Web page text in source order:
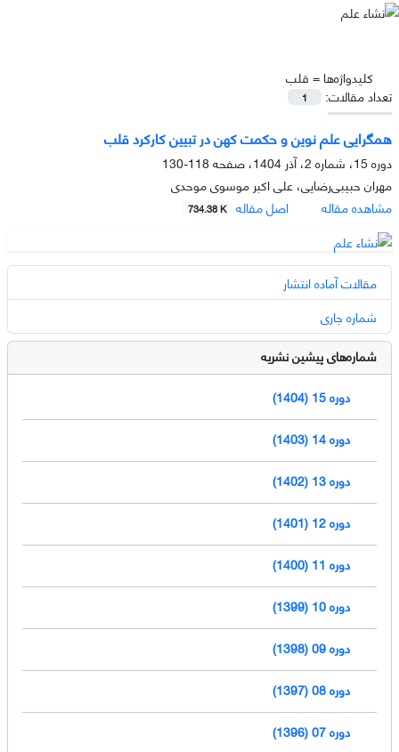
کلیدواژه‌ها = قلب
تعداد مقالات:
1
همگرایی علم نوین و حکمت کهن در تبیین کارکرد قلب
دوره 15، شماره 2، آذر 1404، صفحه
118-130
مهران حبیبی‌رضایی، علی اکبر موسوی موحدی
مشاهده مقاله
اصل مقاله 734.38 K
مقالات آماده انتشار
شماره جاری
شماره‌های پیشین نشریه
دوره 15 (1404)
دوره 14 (1403)
دوره 13 (1402)
دوره 12 (1401)
دوره 11 (1400)
دوره 10 (1399)
دوره 09 (1398)
دوره 08 (1397)
دوره 07 (1396)